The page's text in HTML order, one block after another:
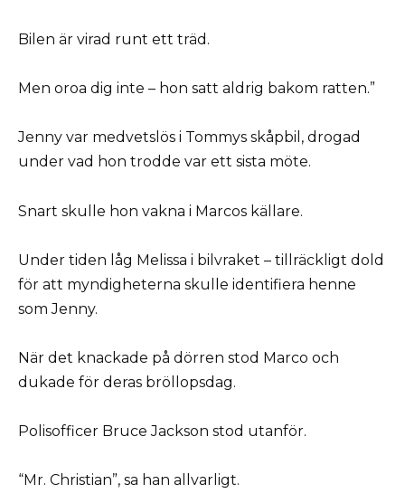
Bilen är virad runt ett träd.
Men oroa dig inte – hon satt aldrig bakom ratten.”
Jenny var medvetslös i Tommys skåpbil, drogad
under vad hon trodde var ett sista möte.
Snart skulle hon vakna i Marcos källare.
Under tiden låg Melissa i bilvraket – tillräckligt dold
för att myndigheterna skulle identifiera henne
som Jenny.
När det knackade på dörren stod Marco och
dukade för deras bröllopsdag.
Polisofficer Bruce Jackson stod utanför.
“Mr. Christian”, sa han allvarligt.